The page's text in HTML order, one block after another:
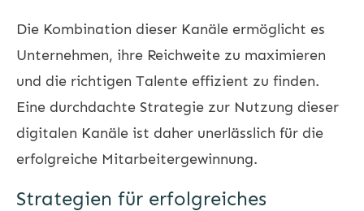
Die Kombination dieser Kanäle ermöglicht es
Unternehmen, ihre Reichweite zu maximieren
und die richtigen Talente effizient zu finden.
Eine durchdachte Strategie zur Nutzung dieser
digitalen Kanäle ist daher unerlässlich für die
erfolgreiche Mitarbeitergewinnung.
Strategien für erfolgreiches